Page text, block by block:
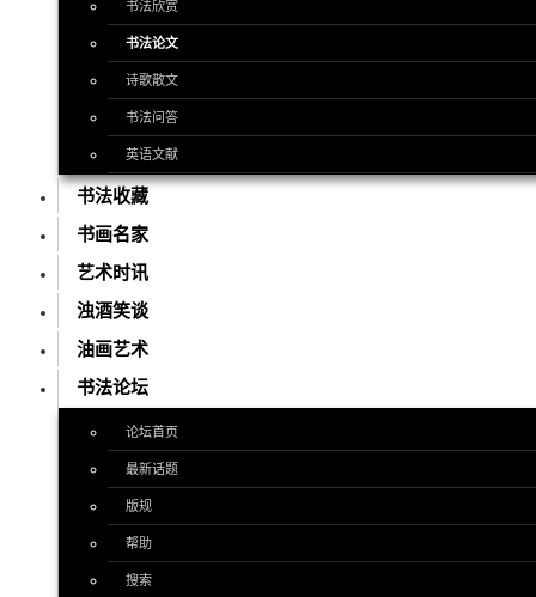
书法欣赏
书法论文
诗歌散文
书法问答
英语文献
书法收藏
书画名家
艺术时讯
浊酒笑谈
油画艺术
书法论坛
论坛首页
最新话题
版规
帮助
搜索